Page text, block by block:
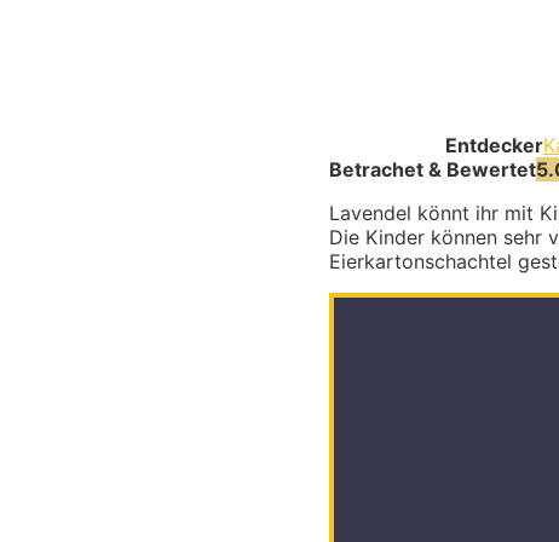
Entdecker
Betrachet & Bewertet
Lavendel könnt ihr mit
Die Kinder können sehr
Eierkartonschachtel